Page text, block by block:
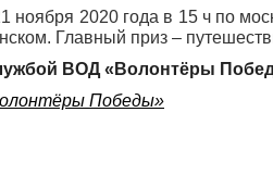
ноября 2020 года в 15 ч по
Главный приз –
ВОД «Волонтёры
Победы»